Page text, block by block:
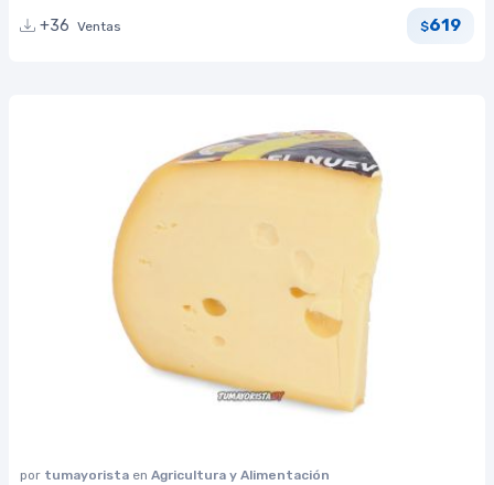
+36 Ventas $619
por tumayorista en Agricultura y Alimentación